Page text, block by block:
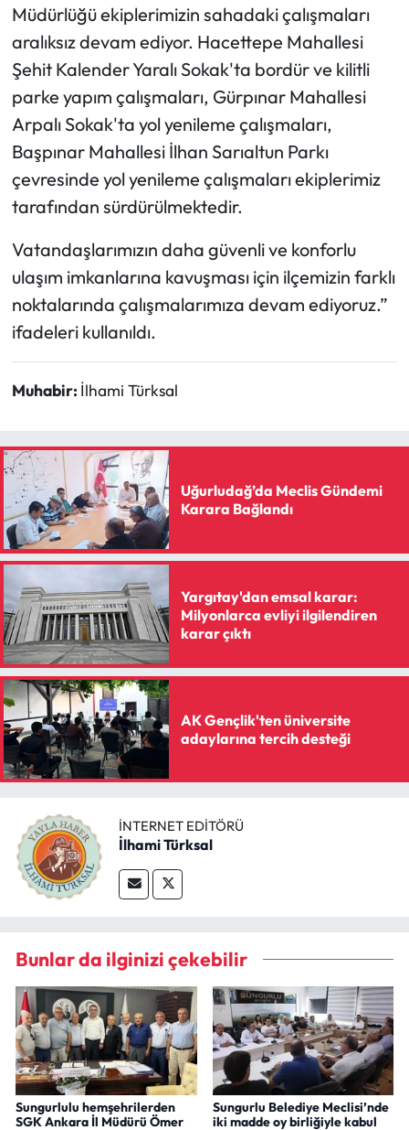
Müdürlüğü ekiplerimizin sahadaki çalışmaları
aralıksız devam ediyor. Hacettepe Mahallesi
Şehit Kalender Yaralı Sokak'ta bordür ve kilitli
parke yapım çalışmaları, Gürpınar Mahallesi
Arpalı Sokak'ta yol yenileme çalışmaları,
Başpınar Mahallesi İlhan Sarıaltun Parkı
çevresinde yol yenileme çalışmaları ekiplerimiz
tarafından sürdürülmektedir.
Vatandaşlarımızın daha güvenli ve konforlu
ulaşım imkanlarına kavuşması için ilçemizin farklı
noktalarında çalışmalarımıza devam ediyoruz.”
ifadeleri kullanıldı.
Muhabir: İlhami Türksal
Uğurludağ’da Meclis Gündemi
Karara Bağlandı
Yargıtay'dan emsal karar:
Milyonlarca evliyi ilgilendiren
karar çıktı
AK Gençlik'ten üniversite
adaylarına tercih desteği
İNTERNET EDITÖRÜ
İlhami Türksal
Bunlar da ilginizi çekebilir
Sungurlulu hemşehrilerden
SGK Ankara İl Müdürü Ömer
Sungurlu Belediye Meclisi’nde
iki madde oy birliğiyle kabul
Ortaköy Haberleri
Osmancık Haberleri
Otomotiv
Resmi İlan
Sağlık
Siyaset
Spor
Turizm
Uğurludağ Haberleri
Yaşam
Yayla Haber
Yemek Tarifleri
Yerel Haberler